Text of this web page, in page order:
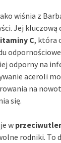
wiśnia z
Jej kluczową
C, która
odporny na
aceroli
na
się.
w
rodniki. To